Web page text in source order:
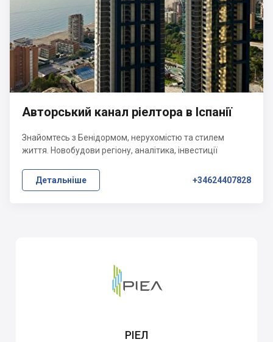
Авторський канал ріелтора в Іспанії
Знайомтесь з Бенідормом, нерухомістю та стилем
життя. Новобудови регіону, аналітика, інвестиції
Детальніше +34624407828
РІЕЛ